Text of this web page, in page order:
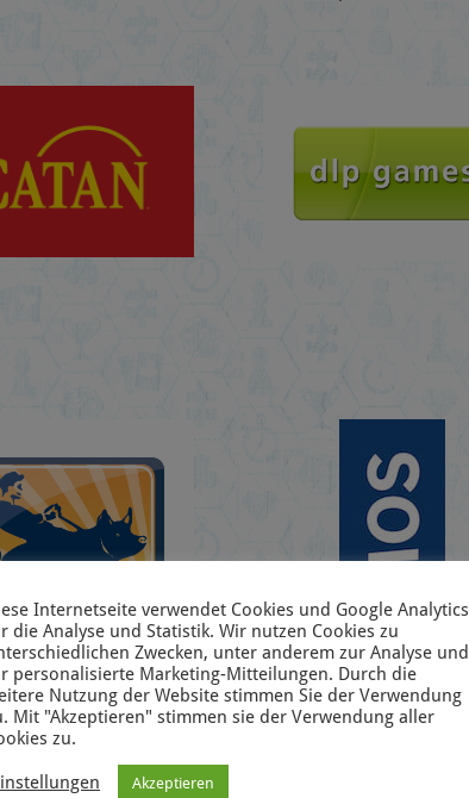
Internetseite verwendet Cookies und Google Analytics
die Analyse und Statistik. Wir nutzen Cookies zu
Zwecken, unter anderem zur Analyse und
personalisierte Marketing-Mitteilungen. Durch die
Nutzung der Website stimmen Sie der Verwendung
Mit "Akzeptieren" stimmen sie der Verwendung aller
zu.
Akzeptieren